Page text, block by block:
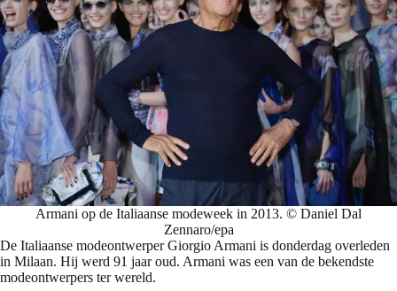
Armani op de Italiaanse modeweek in 2013. © Daniel Dal
Zennaro/epa
De Italiaanse modeontwerper Giorgio Armani is donderdag overleden
in Milaan. Hij werd 91 jaar oud. Armani was een van de bekendste
modeontwerpers ter wereld.